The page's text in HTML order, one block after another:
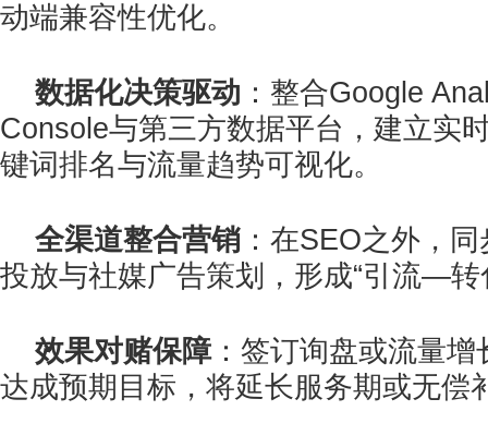
动端兼容性优化。
数据化决策驱动 ：整合Google
Console与第三方数据平台，建立实
键词排名与流量趋势可视化。
全渠道整合营销 ：在SEO之外，
投放与社媒广告策划，形成“引流—
效果对赌保障：签订询盘或流量增
达成预期目标，将延长服务期或无偿